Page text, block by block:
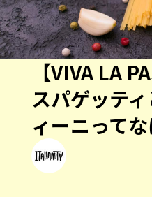
【VIVA LA
スパゲッテ
ィーニってな